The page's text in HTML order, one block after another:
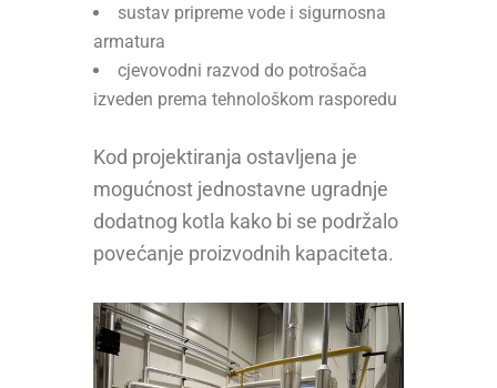
sustav pripreme vode i sigurnosna
armatura
cjevovodni razvod do potrošača
izveden prema tehnološkom rasporedu
Kod projektiranja ostavljena je
mogućnost jednostavne ugradnje
dodatnog kotla kako bi se podržalo
povećanje proizvodnih kapaciteta.